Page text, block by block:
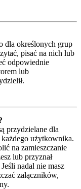
dla określonych grup
pisać na nich lub
odpowiednie
lub
przydzielane dla
użytkownika.
na zamieszczanie
lub przyznał
nadal nie masz
załączników,